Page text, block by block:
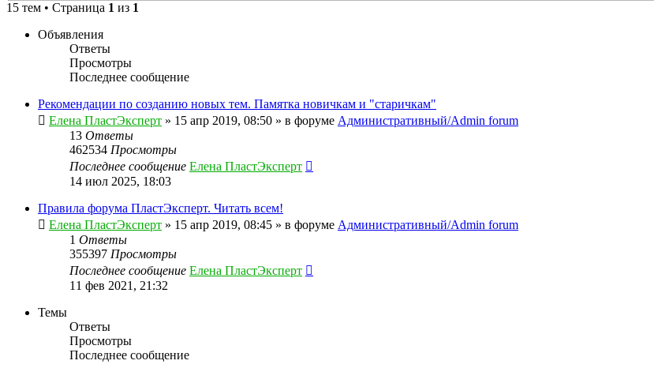
15 тем • Страница 1 из 1
Объявления
Ответы
Просмотры
Последнее сообщение
Рекомендации по созданию новых тем. Памятка новичкам и "старичкам"
Елена ПластЭксперт » 15 апр 2019, 08:50 » в форуме Административный/Admin forum
13 Ответы
462534 Просмотры
Последнее сообщение Елена ПластЭксперт
14 июл 2025, 18:03
Правила форума ПластЭксперт. Читать всем!
Елена ПластЭксперт » 15 апр 2019, 08:45 » в форуме Административный/Admin forum
1 Ответы
355397 Просмотры
Последнее сообщение Елена ПластЭксперт
11 фев 2021, 21:32
Темы
Ответы
Просмотры
Последнее сообщение